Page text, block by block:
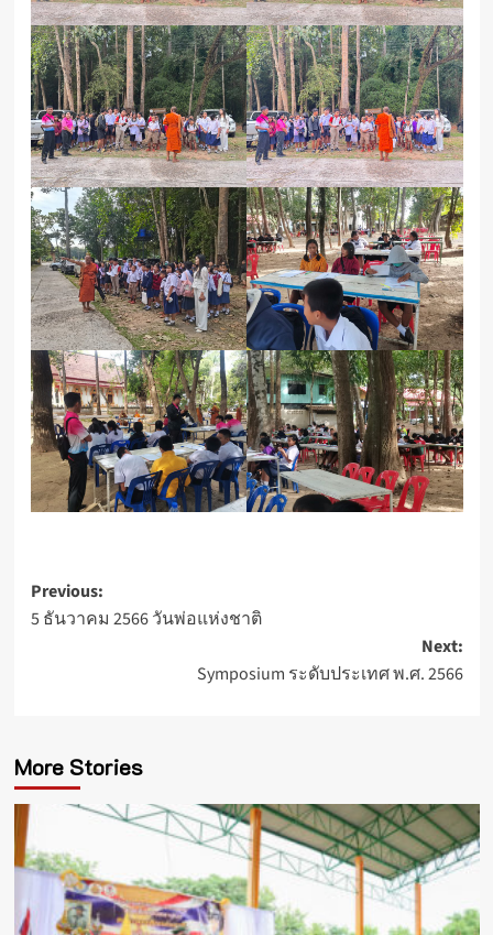
Post
navigation
Previous:
5 ธันวาคม 2566 วันพ่อแห่งชาติ
Next:
Symposium ระดับประเทศ พ.ศ. 2566
More Stories